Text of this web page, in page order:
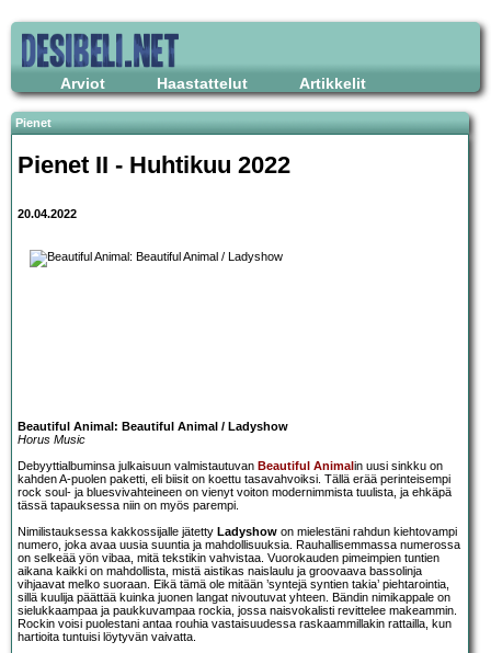
Arviot Haastattelut Artikkelit
Pienet
Pienet II - Huhtikuu 2022
20.04.2022
Beautiful Animal: Beautiful Animal / Ladyshow
Horus Music
Debyyttialbuminsa julkaisuun valmistautuvan Beautiful Animalin uusi sinkku on
kahden A-puolen paketti, eli biisit on koettu tasavahvoiksi. Tällä erää perinteisempi
rock soul- ja bluesvivahteineen on vienyt voiton modernimmista tuulista, ja ehkäpä
tässä tapauksessa niin on myös parempi.
Nimilistauksessa kakkossijalle jätetty Ladyshow on mielestäni rahdun kiehtovampi
numero, joka avaa uusia suuntia ja mahdollisuuksia. Rauhallisemmassa numerossa
on selkeää yön vibaa, mitä tekstikin vahvistaa. Vuorokauden pimeimpien tuntien
aikana kaikki on mahdollista, mistä aistikas naislaulu ja groovaava bassolinja
vihjaavat melko suoraan. Eikä tämä ole mitään ’syntejä syntien takia’ piehtarointia,
sillä kuulija päättää kuinka juonen langat nivoutuvat yhteen. Bändin nimikappale on
sielukkaampaa ja paukkuvampaa rockia, jossa naisvokalisti revittelee makeammin.
Rockin voisi puolestani antaa rouhia vastaisuudessa raskaammillakin rattailla, kun
hartioita tuntuisi löytyvän vaivatta.